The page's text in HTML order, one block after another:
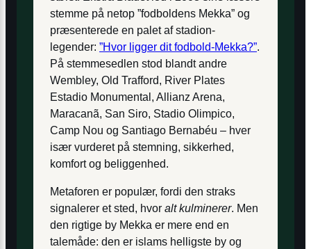
stemme på netop ”fodboldens Mekka” og
præsenterede en palet af stadion-
legender: ”Hvor ligger dit fodbold-Mekka?”.
På stemmesedlen stod blandt andre
Wembley, Old Trafford, River Plates
Estadio Monumental, Allianz Arena,
Maracanã, San Siro, Stadio Olimpico,
Camp Nou og Santiago Bernabéu – hver
især vurderet på stemning, sikkerhed,
komfort og beliggenhed.
Metaforen er populær, fordi den straks
signalerer et sted, hvor alt kulminerer. Men
den rigtige by Mekka er mere end en
talemåde: den er islams helligste by og